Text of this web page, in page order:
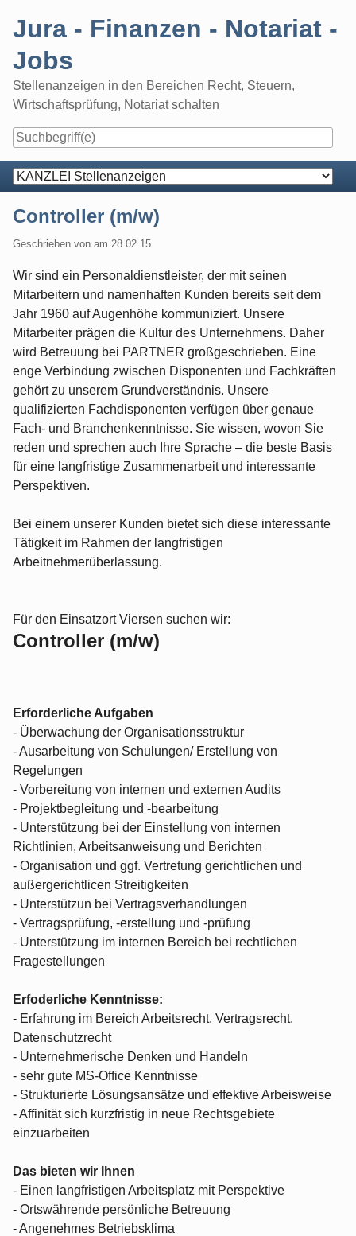
Jura - Finanzen - Notariat -
Jobs
Stellenanzeigen in den Bereichen Recht, Steuern,
Wirtschaftsprüfung, Notariat schalten
Navigation
Controller (m/w)
Geschrieben von am 28.02.15
Wir sind ein Personaldienstleister, der mit seinen
Mitarbeitern und namenhaften Kunden bereits seit dem
Jahr 1960 auf Augenhöhe kommuniziert. Unsere
Mitarbeiter prägen die Kultur des Unternehmens. Daher
wird Betreuung bei PARTNER großgeschrieben. Eine
enge Verbindung zwischen Disponenten und Fachkräften
gehört zu unserem Grundverständnis. Unsere
qualifizierten Fachdisponenten verfügen über genaue
Fach- und Branchenkenntnisse. Sie wissen, wovon Sie
reden und sprechen auch Ihre Sprache – die beste Basis
für eine langfristige Zusammenarbeit und interessante
Perspektiven.
Bei einem unserer Kunden bietet sich diese interessante
Tätigkeit im Rahmen der langfristigen
Arbeitnehmerüberlassung.
Für den Einsatzort Viersen suchen wir:
Controller (m/w)
Erforderliche Aufgaben
- Überwachung der Organisationsstruktur
- Ausarbeitung von Schulungen/ Erstellung von
Regelungen
- Vorbereitung von internen und externen Audits
- Projektbegleitung und -bearbeitung
- Unterstützung bei der Einstellung von internen
Richtlinien, Arbeitsanweisung und Berichten
- Organisation und ggf. Vertretung gerichtlichen und
außergerichtlicen Streitigkeiten
- Unterstützun bei Vertragsverhandlungen
- Vertragsprüfung, -erstellung und -prüfung
- Unterstützung im internen Bereich bei rechtlichen
Fragestellungen
Erfoderliche Kenntnisse:
- Erfahrung im Bereich Arbeitsrecht, Vertragsrecht,
Datenschutzrecht
- Unternehmerische Denken und Handeln
- sehr gute MS-Office Kenntnisse
- Strukturierte Lösungsansätze und effektive Arbeisweise
- Affinität sich kurzfristig in neue Rechtsgebiete
einzuarbeiten
Das bieten wir Ihnen
- Einen langfristigen Arbeitsplatz mit Perspektive
- Ortswährende persönliche Betreuung
- Angenehmes Betriebsklima